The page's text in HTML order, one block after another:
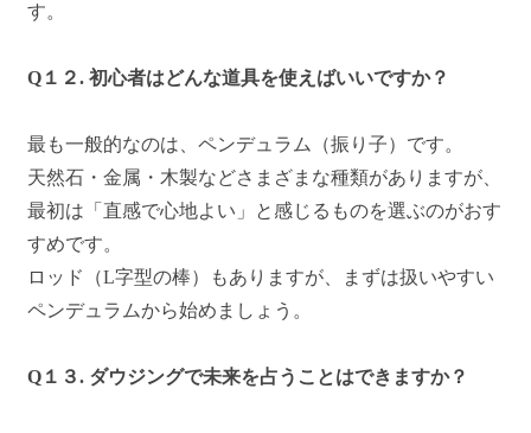
す。
Q１２. 初心者はどんな道具を使えばいいですか？
最も一般的なのは、ペンデュラム（振り子）です。
天然石・金属・木製などさまざまな種類がありますが、
最初は「直感で心地よい」と感じるものを選ぶのがおす
すめです。
ロッド（L字型の棒）もありますが、まずは扱いやすい
ペンデュラムから始めましょう。
Q１３. ダウジングで未来を占うことはできますか？